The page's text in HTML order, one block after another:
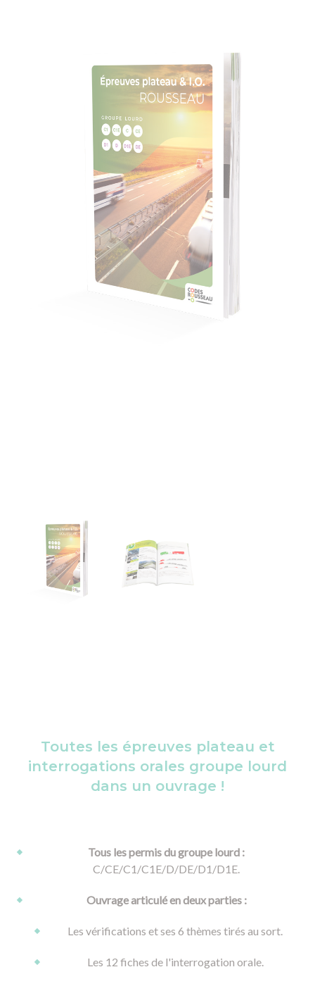
Toutes les épreuves plateau et
interrogations orales groupe lourd
dans un ouvrage !
Tous les permis du groupe lourd :
C/CE/C1/C1E/D/DE/D1/D1E.
Ouvrage articulé en deux parties :
Les vérifications et ses 6 thèmes tirés au sort.
Les 12 fiches de l'interrogation orale.